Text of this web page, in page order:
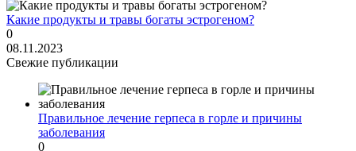
Какие продукты и травы богаты эстрогеном?
0
08.11.2023
Свежие публикации
Правильное лечение герпеса в горле и причины
заболевания
0